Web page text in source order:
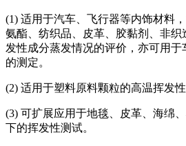
(1) 适用于汽车、飞行器等内饰材料
氨酯、纺织品、皮革、胶黏剂、非
发性成分蒸发情况的评价，亦可用于
的测定。
(2) 适用于塑料原料颗粒的高温挥发性
(3) 可扩展应用于地毯、皮革、海绵
下的挥发性测试。